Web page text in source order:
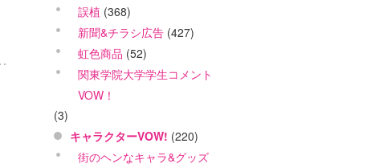
誤植 (368)
新聞&チラシ広告 (427)
虹色商品 (52)
関東学院大学学生コメント
VOW！
(3)
キャラクターVOW! (220)
街のヘンなキャラ&グッズ